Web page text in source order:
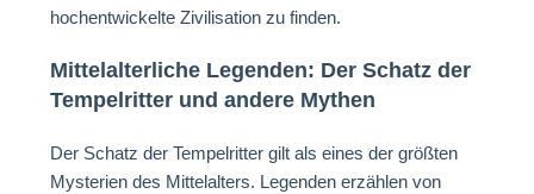
hochentwickelte Zivilisation zu finden.
Mittelalterliche Legenden: Der Schatz der
Tempelritter und andere Mythen
Der Schatz der Tempelritter gilt als eines der größten
Mysterien des Mittelalters. Legenden erzählen von